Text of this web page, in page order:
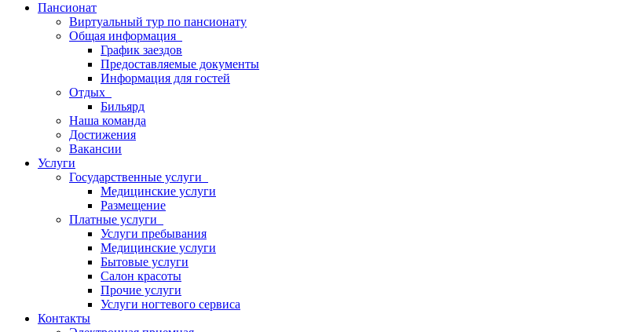
Пансионат
Виртуальный тур по пансионату
Общая информация
График заездов
Предоставляемые документы
Информация для гостей
Отдых
Бильярд
Наша команда
Достижения
Вакансии
Услуги
Государственные услуги
Медицинские услуги
Размещение
Платные услуги
Услуги пребывания
Медицинские услуги
Бытовые услуги
Салон красоты
Прочие услуги
Услуги ногтевого сервиса
Контакты